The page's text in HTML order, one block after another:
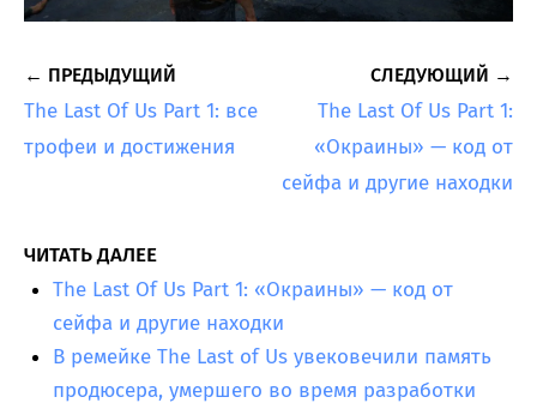
← ПРЕДЫДУЩИЙ
The Last Of Us Part 1: все
трофеи и достижения
СЛЕДУЮЩИЙ →
The Last Of Us Part 1:
«Окраины» — код от
сейфа и другие находки
ЧИТАТЬ ДАЛЕЕ
The Last Of Us Part 1: «Окраины» — код от
сейфа и другие находки
В ремейке The Last of Us увековечили память
продюсера, умершего во время разработки